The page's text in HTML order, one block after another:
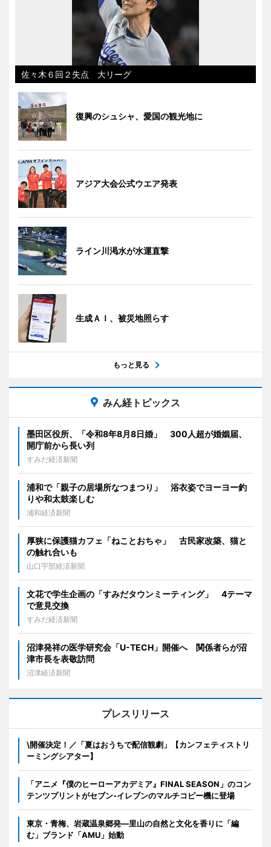
佐々木６回２失点 大リーグ
復興のシュシャ、愛国の観光地に
アジア大会公式ウエア発表
ライン川渇水が水運直撃
生成ＡＩ、被災地照らす
もっと見る
みん経トピックス
墨田区役所、「令和8年8月8日婚」 300人超が婚姻届、
開庁前から長い列
すみだ経済新聞
浦和で「親子の居場所なつまつり」 浴衣姿でヨーヨー釣
りや和太鼓楽しむ
浦和経済新聞
厚狭に保護猫カフェ「ねことおちゃ」 古民家改築、猫と
の触れ合いも
山口宇部経済新聞
文花で学生企画の「すみだタウンミーティング」 4テーマ
で意見交換
すみだ経済新聞
沼津発祥の医学研究会「U-TECH」開催へ 関係者らが沼
津市長を表敬訪問
沼津経済新聞
プレスリリース
\開催決定！／「夏はおうちで配信観劇」【カンフェティストリ
ーミングシアター】
「アニメ『僕のヒーローアカデミア』FINAL SEASON」のコン
テンツプリントがセブン‐イレブンのマルチコピー機に登場
東京・青梅、岩蔵温泉郷発―里山の自然と文化を香りに「編
む」ブランド「AMU」始動